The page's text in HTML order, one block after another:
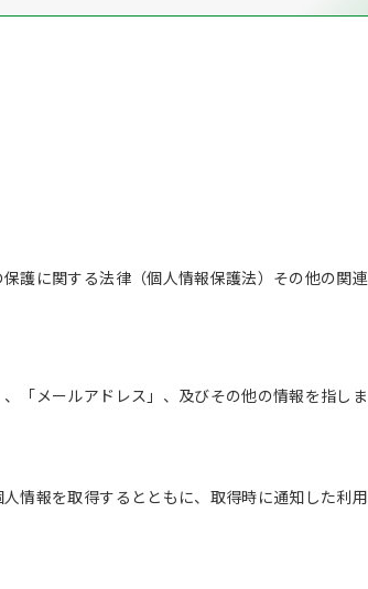
護に関する法律（個人情報保護法）その他の関
「メールアドレス」、及びその他の情報を指しま
情報を取得するとともに、取得時に通知した利